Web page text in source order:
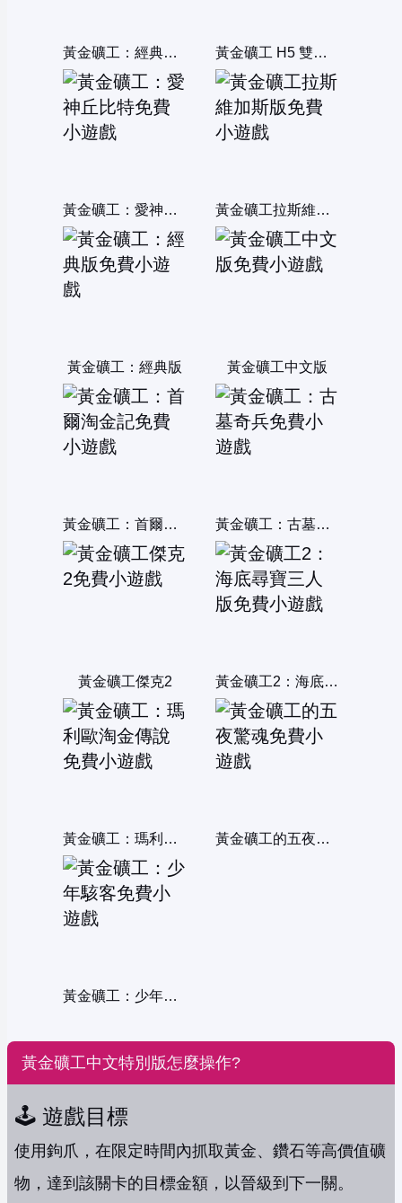
黃金礦工：經典雙人版 黃金礦工 H5 雙人版
黃金礦工：愛神丘比特 黃金礦工拉斯維加斯版
黃金礦工：經典版 黃金礦工中文版
黃金礦工：首爾淘金記 黃金礦工：古墓奇兵
黃金礦工傑克2 黃金礦工2：海底尋寶三人版
黃金礦工：瑪利歐淘金傳說 黃金礦工的五夜驚魂
黃金礦工：少年駭客
黃金礦工中文特別版怎麼操作?
🕹️ 遊戲目標
使用鉤爪，在限定時間內抓取黃金、鑽石等高價值礦
物，達到該關卡的目標金額，以晉級到下一關。